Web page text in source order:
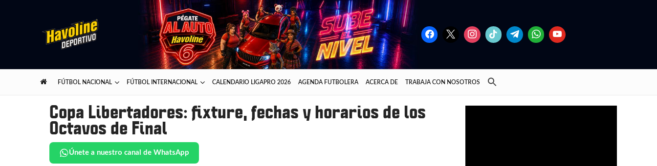
Lo mejor del deporte presentado por Havoline
FÚTBOL NACIONAL FÚTBOL INTERNACIONAL CALENDARIO LIGAPRO 2026 AGENDA FUTBOLERA ACERCA DE TRABAJA CON NOSOTROS
Copa Libertadores: fixture, fechas y horarios de los
Octavos de Final
Únete a nuestro canal de WhatsApp